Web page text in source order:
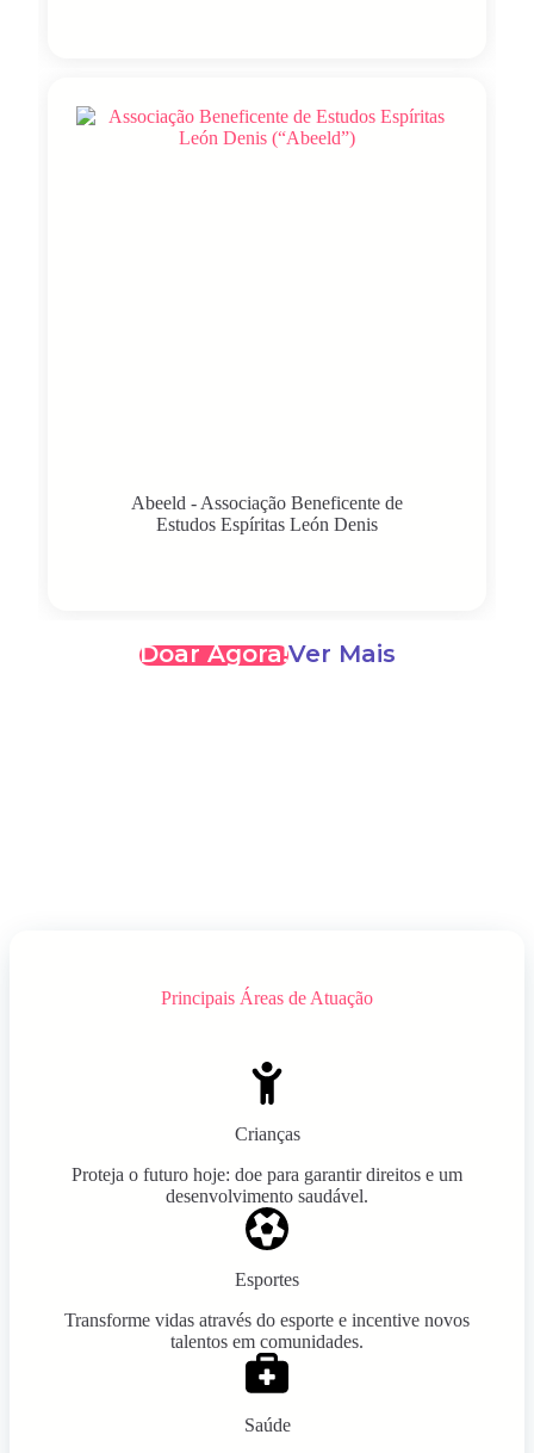
Abeeld - Associação Beneficente de
Estudos Espíritas León Denis
Doar Agora!Ver Mais
Principais Áreas de Atuação
Crianças
Proteja o futuro hoje: doe para garantir direitos e um
desenvolvimento saudável.
Esportes
Transforme vidas através do esporte e incentive novos
talentos em comunidades.
Saúde